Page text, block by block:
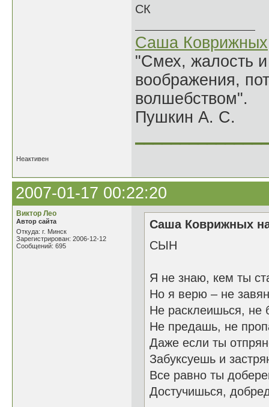
СК
Саша Коврижных
"Смех, жалость
воображения,
волшебством".
Пушкин А. С.
Неактивен
2007-01-17 00:22:20
Виктор Лео
Автор сайта
Откуда: г. Минск
Зарегистрирован: 2006-12-12
Сообщений: 695
Саша Коврижных
СЫН
Я не знаю, кем ты
Но я верю – не
Не расклеишься, не
Не предашь, не
Даже если ты
Забуксуешь и
Все равно ты
Достучишься,